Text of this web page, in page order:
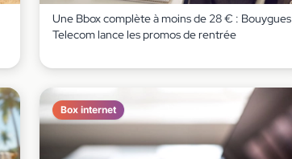
Une Bbox complète à moins de 28 € : Bouygues
Telecom lance les promos de rentrée
Box internet